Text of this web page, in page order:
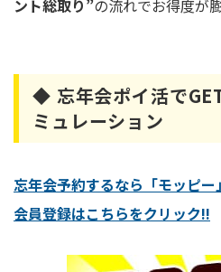
ント総取り”の流れでお得度が
◆ 忘年会ポイ活で
ミュレーション
忘年会予約するなら「モッピー
会員登録はこちらをクリック!!